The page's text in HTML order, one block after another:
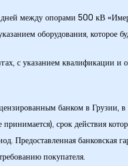
дней между опорами 500 кВ
оборудования, которое
с указанием квалификации
банком в Грузии,
срок действия
Предоставленная банковская
покупателя.